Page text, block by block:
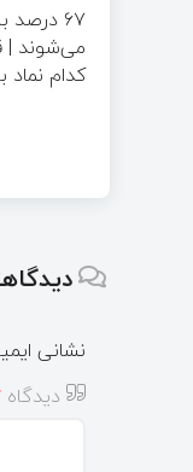
۶۷
می‌شوند |
کدام
نشانی
دیدگاه